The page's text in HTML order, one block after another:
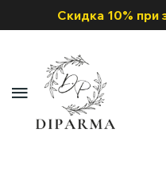
Скидка 10% при